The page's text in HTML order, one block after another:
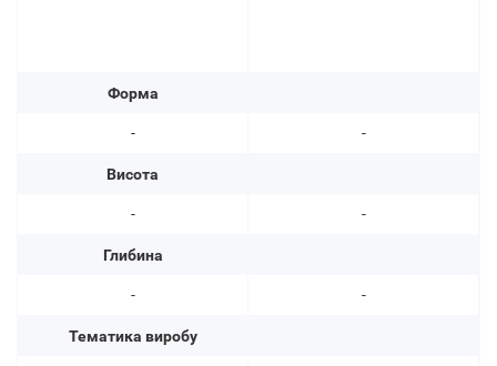
Форма
-
Висота
-
Глибина
-
Тематика виробу
-
-
-